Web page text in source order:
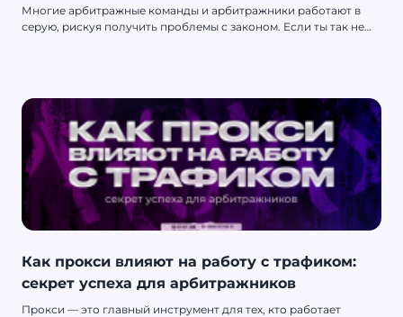
Многие арбитражные команды и арбитражники работают в
серую, рискуя получить проблемы с законом. Если ты так не
Как прокси влияют на работу с трафиком:
секрет успеха для арбитражников
Прокси — это главный инструмент для тех, кто работает